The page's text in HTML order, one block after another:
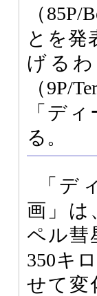
（
とを発
げる
（9P/
「デ
る。
「デ
画」は
ペル彗
350キ
せて変